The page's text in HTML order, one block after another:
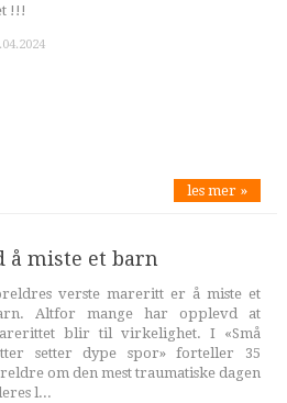
!!!
les mer »
å miste et barn
verste mareritt er å miste et
Altfor mange har opplevd at
blir til virkelighet. I «Små
setter dype spor» forteller 35
om den mest traumatiske dagen
l...